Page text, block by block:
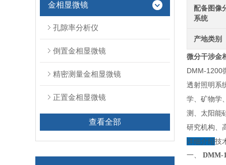
金相显微镜
孔隙率分析仪
倒置金相显微镜
精密测量金相显微镜
正置金相显微镜
查看全部
配备图像
系统
产地类别
微分干涉金
DMM-1200
透射照明系
学、矿物学
测、太阳能
研究机构、
详细介绍技
一、 DMM-